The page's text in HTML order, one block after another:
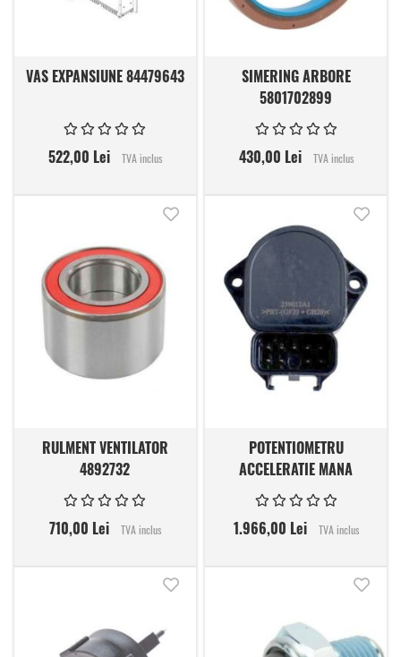
VAS EXPANSIUNE 84479643
522,00 Lei TVA inclus
SIMERING ARBORE
5801702899
430,00 Lei TVA inclus
RULMENT VENTILATOR
4892732
710,00 Lei TVA inclus
POTENTIOMETRU
ACCELERATIE MANA
259012A1
1.966,00 Lei
TVA inclus